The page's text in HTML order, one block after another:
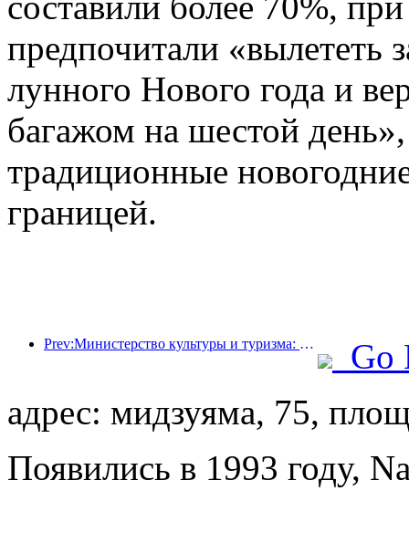
предпочитали «вылететь
лунного Нового года и
багажом на шестой
традиционные
границей.
Prev:Министерство культуры и туризма: запуск 22 тематических мероприятий в рамках 7 основных направлений.
Go
адрес: мидзуяма, 75,
Появились в 1993 году,